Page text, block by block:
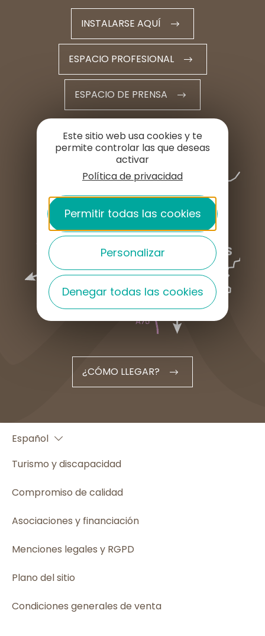
INSTALARSE AQUÍ
ESPACIO PROFESIONAL
ESPACIO DE PRENSA
¿CÓMO LLEGAR?
Español
English
Turismo y discapacidad
Compromiso de calidad
Asociaciones y financiación
Menciones legales y RGPD
Plano del sitio
Condiciones generales de venta
Este sitio web usa cookies y te
permite controlar las que deseas
activar
Política de privacidad
Permitir todas las cookies
Personalizar
Denegar todas las cookies